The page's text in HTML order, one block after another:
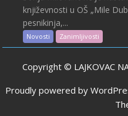
književnosti u OŠ „Mile
pesnikinja,...
Novosti Zanimljivosti
Copyright © LAJKOVAC
Proudly powered by